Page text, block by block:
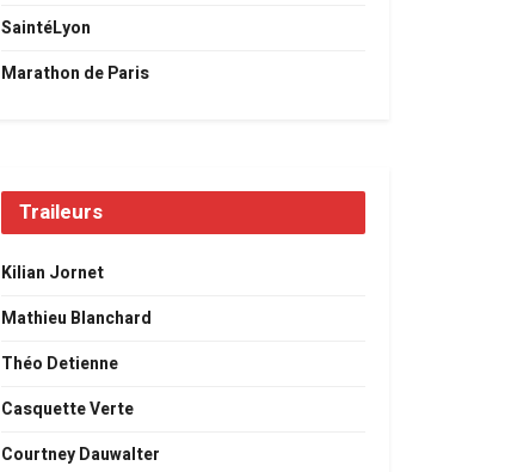
SaintéLyon
Marathon de Paris
Traileurs
Kilian Jornet
Mathieu Blanchard
Théo Detienne
Casquette Verte
Courtney Dauwalter